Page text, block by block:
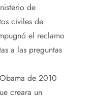
de
civiles de
el reclamo
a las preguntas
de 2010
creara un